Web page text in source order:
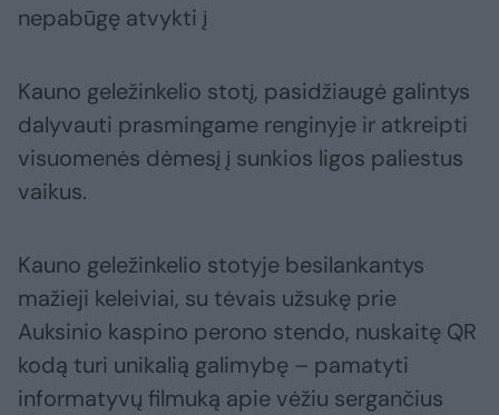
nepabūgę atvykti į
Kauno geležinkelio stotį, pasidžiaugė galintys
dalyvauti prasmingame renginyje ir atkreipti
visuomenės dėmesį į sunkios ligos paliestus
vaikus.
Kauno geležinkelio stotyje besilankantys
mažieji keleiviai, su tėvais užsukę prie
Auksinio kaspino perono stendo, nuskaitę QR
kodą turi unikalią galimybę – pamatyti
informatyvų filmuką apie vėžiu sergančius